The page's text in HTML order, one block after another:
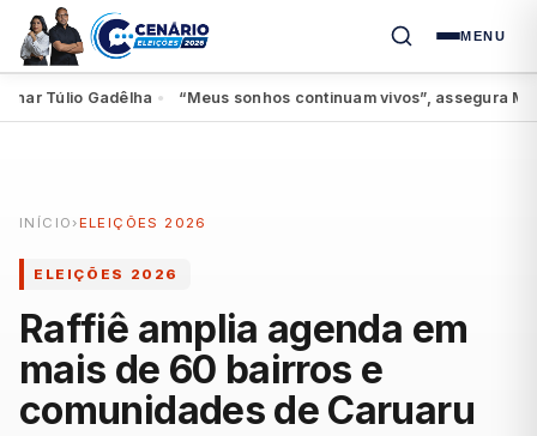
MENU
Túlio Gadêlha● “Meus sonhos continuam vivos”, assegura
INÍCIO ›ELEIÇÕES 2026
ELEIÇÕES 2026
Raffiê amplia agenda em
mais de 60 bairros e
comunidades de Caruaru